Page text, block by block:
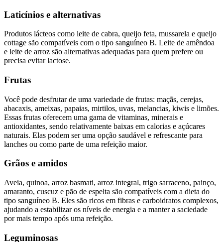
Laticínios e alternativas
Produtos lácteos como leite de cabra, queijo feta, mussarela e queijo
cottage são compatíveis com o tipo sanguíneo B. Leite de amêndoa
e leite de arroz são alternativas adequadas para quem prefere ou
precisa evitar lactose.
Frutas
Você pode desfrutar de uma variedade de frutas: maçãs, cerejas,
abacaxis, ameixas, papaias, mirtilos, uvas, melancias, kiwis e limões.
Essas frutas oferecem uma gama de vitaminas, minerais e
antioxidantes, sendo relativamente baixas em calorias e açúcares
naturais. Elas podem ser uma opção saudável e refrescante para
lanches ou como parte de uma refeição maior.
Grãos e amidos
Aveia, quinoa, arroz basmati, arroz integral, trigo sarraceno, painço,
amaranto, cuscuz e pão de espelta são compatíveis com a dieta do
tipo sanguíneo B. Eles são ricos em fibras e carboidratos complexos,
ajudando a estabilizar os níveis de energia e a manter a saciedade
por mais tempo após uma refeição.
Leguminosas